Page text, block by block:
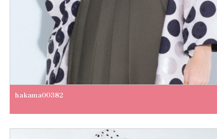
hakama00382